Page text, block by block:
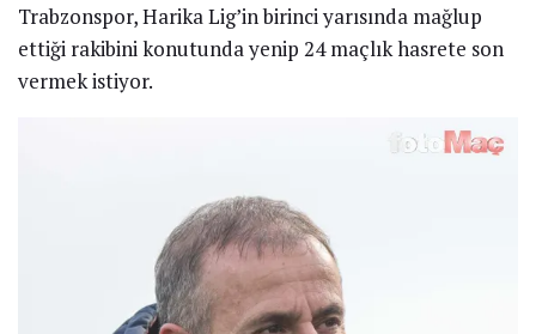
Trabzonspor, Harika Lig’in birinci yarısında mağlup
ettiği rakibini konutunda yenip 24 maçlık hasrete son
vermek istiyor.